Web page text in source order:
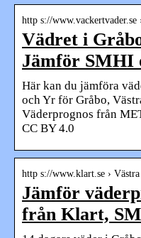
http s://
Vädret i
Jämför SMHI
Här kan du jämföra
och Yr för Gråbo,
Väderprognos från
CC BY 4.0
http s://www.klart.se ›
Jämför
från Klart,